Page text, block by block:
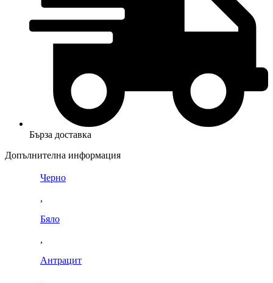
Бърза доставка
Допълнителна информация
Черно
,
Бяло
,
Антрацит
,